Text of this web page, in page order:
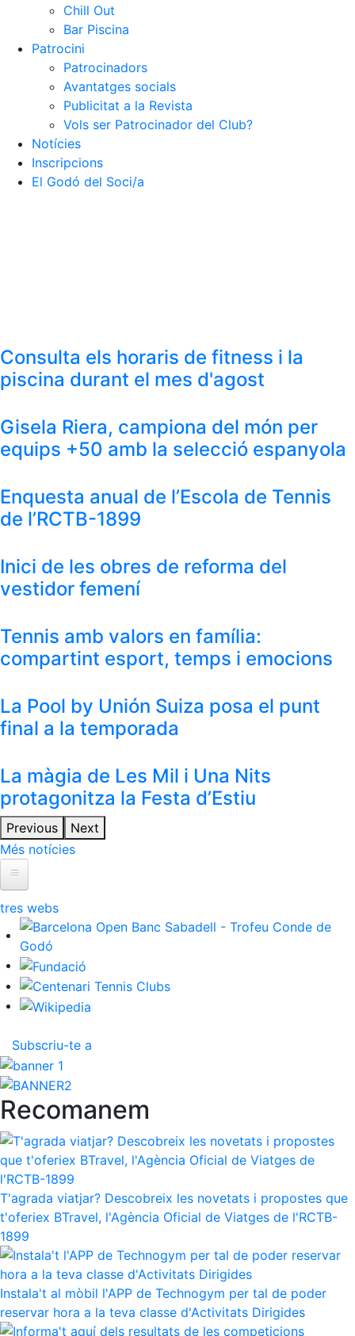
Chill Out
Bar Piscina
Patrocini
Patrocinadors
Avantatges socials
Publicitat a la Revista
Vols ser Patrocinador del Club?
Notícies
Inscripcions
El Godó del Soci/a
Consulta els horaris de fitness i la
piscina durant el mes d'agost
Gisela Riera, campiona del món per
equips +50 amb la selecció espanyola
Enquesta anual de l’Escola de Tennis
de l’RCTB-1899
Inici de les obres de reforma del
vestidor femení
Tennis amb valors en família:
compartint esport, temps i emocions
La Pool by Unión Suiza posa el punt
final a la temporada
La màgia de Les Mil i Una Nits
protagonitza la Festa d’Estiu
Previous
Next
Més notícies
Vols ser Patrocinador del Club?
Inscripcions
webs
Subscriu-te a
Recomanem
T'agrada viatjar? Descobreix les novetats i propostes que
t'oferiex BTravel, l'Agència Oficial de Viatges de l'RCTB-
1899
Instala't al mòbil l'APP de Technogym per tal de poder
reservar hora a la teva classe d'Activitats Dirigides